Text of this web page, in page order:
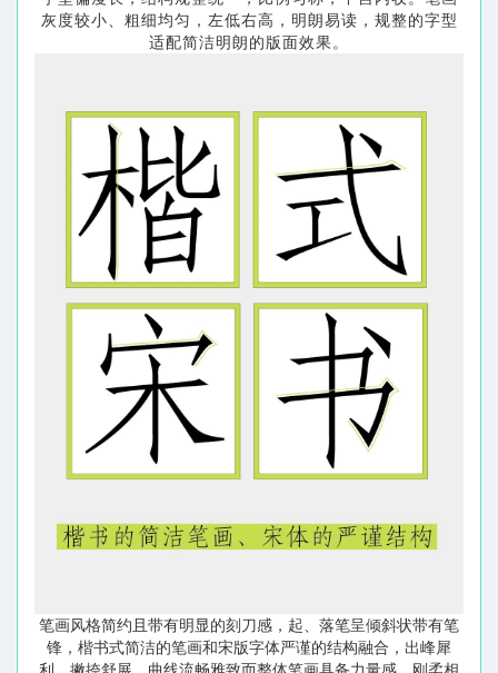
灰度较小、粗细均匀，左低右高，明朗易读，规整的字型
适配简洁明朗的版面效果。
笔画风格简约且带有明显的刻刀感，起、落笔呈倾斜状带有笔
锋，楷书式简洁的笔画和宋版字体严谨的结构融合，出峰犀